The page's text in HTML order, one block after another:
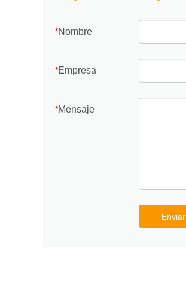
*Nombre
*Empresa
*Mensaje
Enviar